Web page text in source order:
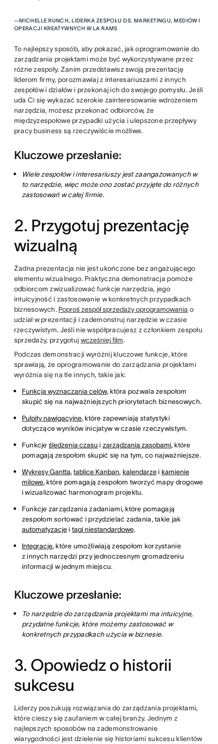
—MICHELLE RUNCH, LIDERKA ZESPOŁU DS. MARKETINGU, MEDIÓW I
OPERACJI KREATYWNYCH W LA RAMS
To najlepszy sposób, aby pokazać, jak oprogramowanie do
zarządzania projektami może być wykorzystywane przez
różne zespoły. Zanim przedstawisz swoją prezentację
liderom firmy, porozmawiaj z interesariuszami z innych
zespołów i działów i przekonaj ich do swojego pomysłu. Jeśli
uda Ci się wykazać szerokie zainteresowanie wdrożeniem
narzędzia, możesz przekonać odbiorców, że
międzyzespołowe przypadki użycia i ulepszone przepływy
pracy business są rzeczywiście możliwe.
Kluczowe przesłanie:
Wiele zespołów i interesariuszy jest zaangażowanych w
to narzędzie, więc może ono zostać przyjęte do różnych
zastosowań w całej firmie.
2. Przygotuj prezentację
wizualną
Żadna prezentacja nie jest ukończone bez angażującego
elementu wizualnego. Praktyczna demonstracja pomoże
odbiorcom zwizualizować funkcje narzędzia, jego
intuicyjność i zastosowanie w konkretnych przypadkach
biznesowych. Poproś zespół sprzedaży oprogramowania o
udział w prezentacji i zademonstruj narzędzie w czasie
rzeczywistym. Jeśli nie współpracujesz z członkiem zespołu
sprzedaży, przygotuj wcześniej film.
Podczas demonstracji wyróżnij kluczowe funkcje, które
sprawiają, że oprogramowanie do zarządzania projektami
wyróżnia się na tle innych, takie jak:
Funkcja wyznaczania celów, która pozwala zespołom
skupić się na najważniejszych priorytetach biznesowych.
Pulpity nawigacyjne, które zapewniają statystyki
dotyczące wyników inicjatyw w czasie rzeczywistym.
Funkcje śledzenia czasu i zarządzania zasobami, które
pomagają zespołom skupić się na tym, co najważniejsze.
Wykresy Gantta,tablice Kanban, kalendarzei kamienie
milowe, które pomagają zespołom tworzyć mapy drogowe
i wizualizować harmonogram projektu.
Funkcje zarządzania zadaniami, które pomagają
zespołom sortować i przydzielać zadania, takie jak
automatyzacjei tagi niestandardowe.
Integracje, które umożliwiają zespołom korzystanie
z innych narzędzi przy jednoczesnym gromadzeniu
informacji w jednym miejscu.
Kluczowe przesłanie:
To narzędzie do zarządzania projektami ma intuicyjne,
przydatne funkcje, które możemy zastosować w
konkretnych przypadkach użycia w biznesie.
3. Opowiedz o historii
sukcesu
Liderzy poszukują rozwiązania do zarządzania projektami,
które cieszy się zaufaniem w całej branży. Jednym z
najlepszych sposobów na zademonstrowanie
wiarygodności jest dzielenie się historiami sukcesu klientów